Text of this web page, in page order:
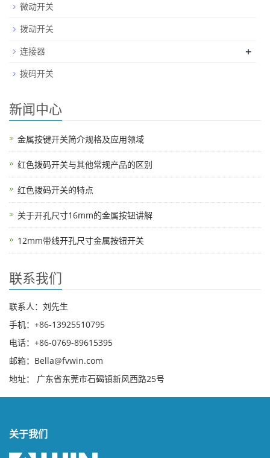
微动开关
拨动开关
连接器
+
拨码开关
新闻中心
金属按键开关简介规格及应用领域
红色拨码开关与其他常规产品的区别
红色拨码开关的特点
关于开孔尺寸16mm的金属按钮讲解
12mm带线开孔尺寸金属按钮开关
联系我们
联系人：刘先生
手机：+86-13925510795
电话：+86-0769-89615395
邮箱：Bella@fvwin.com
地址： 广东省东莞市石碣镇新风西路25号
关于我们